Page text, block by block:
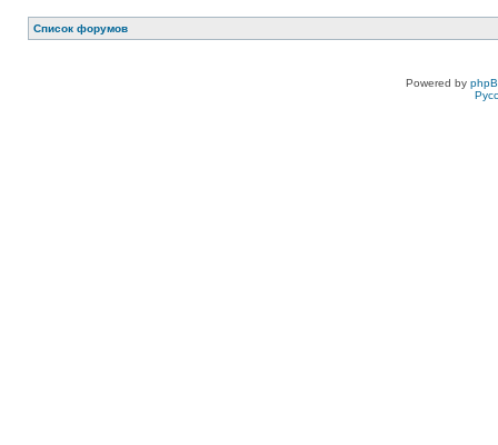
Список форумов
Powered by